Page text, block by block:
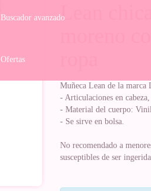
Buscador avanzado
Ofertas
Lean
Muñeca Lean de la marca
- Articulaciones en
- Material del cuerpo:
- Se sirve en bolsa.
No recomendado a
susceptibles de ser